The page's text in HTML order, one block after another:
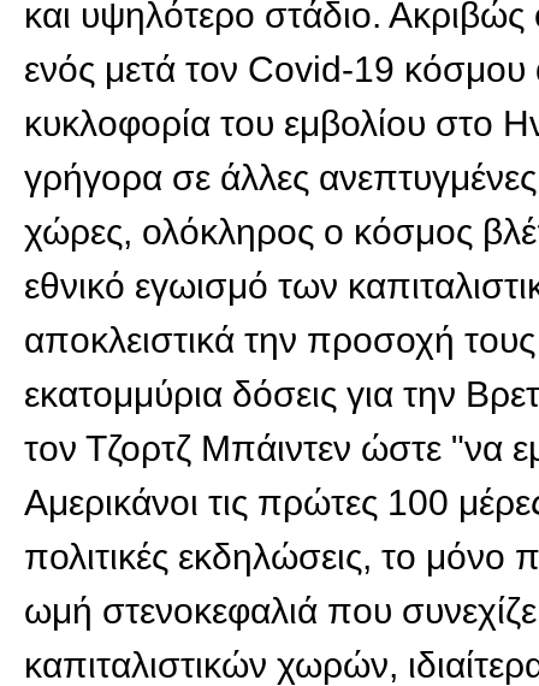
και υψηλότερο στάδιο.
ενός μετά τον Covid-19 κόσμου
κυκλοφορία του εμβολίου στο
γρήγορα σε άλλες
χώρες, ολόκληρος ο κόσμος
εθνικό εγωισμό των
αποκλειστικά την προσοχή
εκατομμύρια δόσεις για την
τον Τζορτζ Μπάιντεν ώστε "να
Αμερικάνοι τις πρώτες 100
πολιτικές εκδηλώσεις, το
ωμή στενοκεφαλιά που
καπιταλιστικών χωρών,